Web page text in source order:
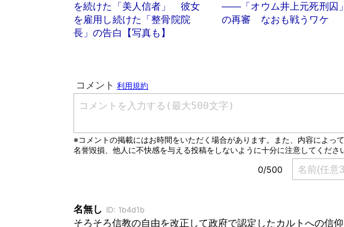
を続けた「美人信者」 彼女
を雇用し続けた「整骨院院
長」の告白【写真も】
――「オウム井上元死刑囚」
の再審 なおも戦うワケ